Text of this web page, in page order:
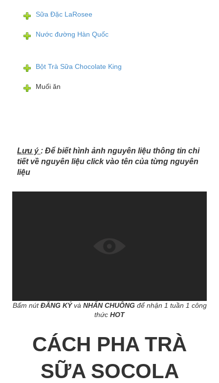
Sữa Đặc LaRosee
Nước đường Hàn Quốc
Bột Trà Sữa Chocolate King
Muối ăn
Lưu ý : Để biết hình ảnh nguyên liệu thông tin chi
tiết về nguyên liệu click vào tên của từng nguyên
liệu
Bấm nútĐĂNG KÝvà NHẤN CHUÔNG để nhận 1 tuần 1 công
thức HOT
CÁCH PHA TRÀ
SỮA SOCOLA